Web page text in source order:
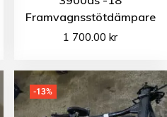
Framvagnsstötdämpare
1 700.00kr
-13%